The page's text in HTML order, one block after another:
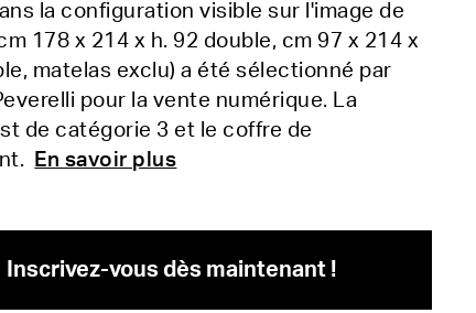
la configuration visible sur l'image de
178 x 214 x h. 92 double, cm 97 x 214 x
matelas exclu) a été sélectionné par
pour la vente numérique. La
de catégorie 3 et le coffre de
En savoir plus
Inscrivez-vous dès maintenant !